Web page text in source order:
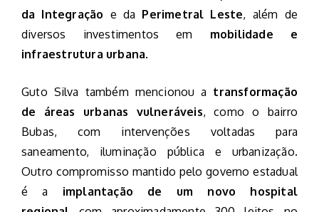
da Integração e da Perimetral Leste, além de
diversos investimentos em mobilidade e
infraestrutura urbana.
Guto Silva também mencionou a transformação
de áreas urbanas vulneráveis, como o bairro
Bubas, com intervenções voltadas para
saneamento, iluminação pública e urbanização.
Outro compromisso mantido pelo governo estadual
é a implantação de um novo hospital